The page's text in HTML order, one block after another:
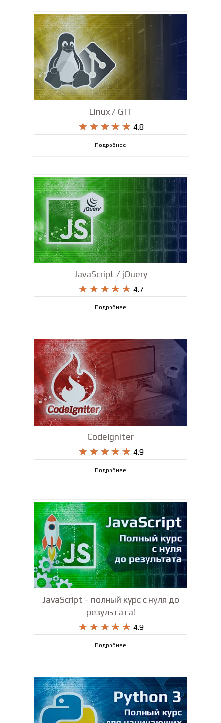
Linux / GIT
    
     4.8
Подробнее
JavaScript / jQuery
    
     4.7
Подробнее
CodeIgniter
    
     4.9
Подробнее
JavaScript - полный курс с нуля до
результата!
    
     4.9
Подробнее